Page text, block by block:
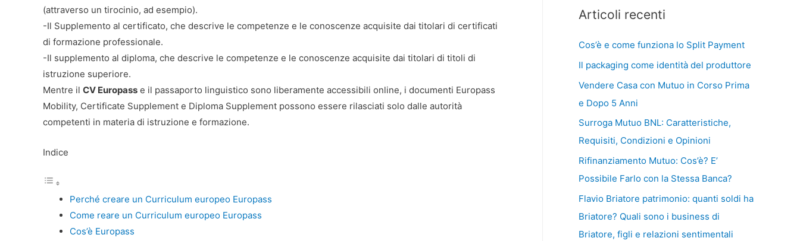
(attraverso un tirocinio, ad esempio).
-Il Supplemento al certificato, che descrive le competenze e le conoscenze acquisite dai titolari di certificati
di formazione professionale.
-Il supplemento al diploma, che descrive le competenze e le conoscenze acquisite dai titolari di titoli di
istruzione superiore.
Mentre il CV Europass e il passaporto linguistico sono liberamente accessibili online, i documenti Europass
Mobility, Certificate Supplement e Diploma Supplement possono essere rilasciati solo dalle autorità
competenti in materia di istruzione e formazione.
Indice
Perché creare un Curriculum europeo Europass
Come reare un Curriculum europeo Europass
Cos’è Europass
Articoli recenti
Cos’è e come funziona lo Split Payment
Il packaging come identità del produttore
Vendere Casa con Mutuo in Corso Prima
e Dopo 5 Anni
Surroga Mutuo BNL: Caratteristiche,
Requisiti, Condizioni e Opinioni
Rifinanziamento Mutuo: Cos’è? E’
Possibile Farlo con la Stessa Banca?
Flavio Briatore patrimonio: quanti soldi ha
Briatore? Quali sono i business di
Briatore, figli e relazioni sentimentali